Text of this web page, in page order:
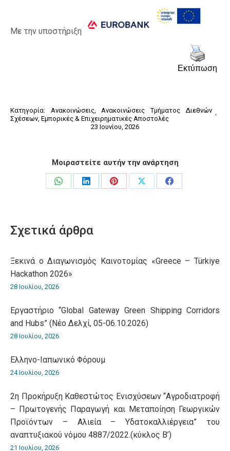
Με την υποστήριξη
Εκτύπωση
Κατηγορία: Ανακοινώσεις, Ανακοινώσεις Τμήματος Διεθνών
Σχέσεων Εμπορικές & Επιχειρηματικές Αποστολές
23 Ιουνίου, 2026
Μοιραστείτε αυτήν την ανάρτηση
Share
Share
Share
Share
Share
Σχετικά άρθρα
Ξεκινά ο Διαγωνισμός Καινοτομίας «Greece – Türkiye
Hackathon 2026»
28 Ιουλίου, 2026
Εργαστήριο “Global Gateway Green Shipping Corridors
and Hubs” (Νέο Δελχί, 05-06.10.2026)
28 Ιουλίου, 2026
Ελληνο-Iαπωνικό Φόρουμ
24 Ιουλίου, 2026
2η Προκήρυξη Καθεστώτος Ενισχύσεων “Αγροδιατροφή
– Πρωτογενής Παραγωγή και Μεταποίηση Γεωργικών
Προϊόντων – Αλιεία – Υδατοκαλλιέργεια” του
αναπτυξιακού νόμου 4887/2022.(κύκλος Β’)
21 Ιουλίου, 2026